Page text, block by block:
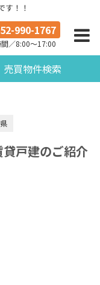
す！！
990-1767
／8:00～17:00
売買物件検索
戸建のご紹介